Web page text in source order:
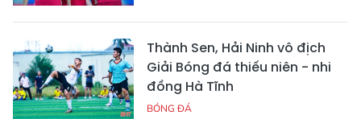
Thành Sen, Hải Ninh vô địch
Giải Bóng đá thiếu niên - nhi
đồng Hà Tĩnh
BÓNG ĐÁ